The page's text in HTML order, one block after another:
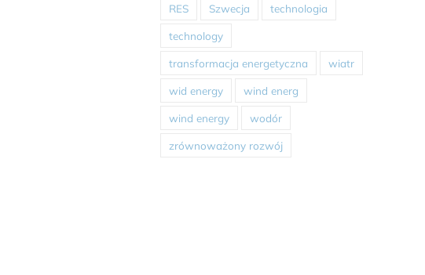
RES Szwecja technologia
technology
transformacja energetyczna wiatr
wid energy wind energ
wind energy wodór
zrównoważony rozwój